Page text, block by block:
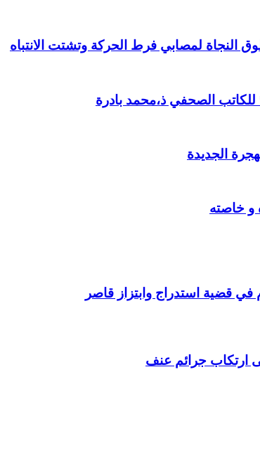
النجاة لمصابي فرط الحركة وتشتت الانتباه
للكاتب الصحفي ذ،محمد بادرة
الجديدة
و خاصته
في قضية استدراج وابتزاز قاصر
ارتكاب جرائم عنف